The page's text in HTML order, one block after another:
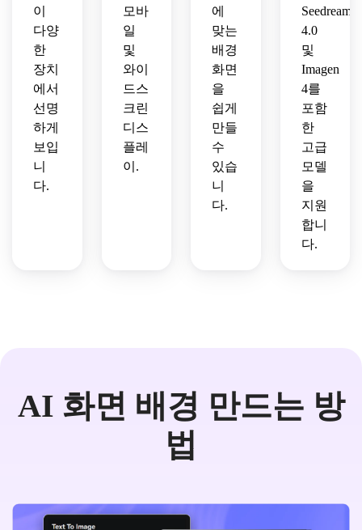
이
다양
한
장치
에서
선명
하게
보입
니
다.
모바
일
및
와이
드스
크린
디스
플레
이.
에
맞는
배경
화면
을
쉽게
만들
수
있습
니
다.
Seedream
4.0
및
Imagen
4를
포함
한
고급
모델
을
지원
합니
다.
AI 화면 배경 만드는 방
법